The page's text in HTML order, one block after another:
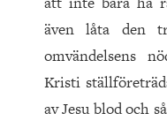
även låta den
omvändelsens
Kristi
av Jesu blod och